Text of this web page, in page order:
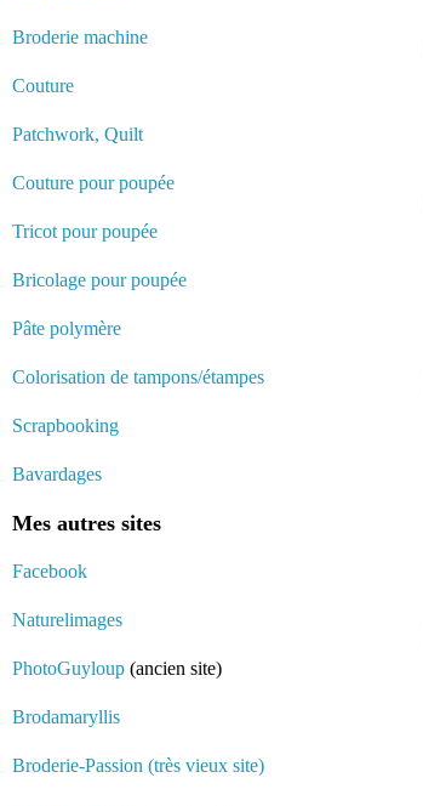
Broderie machine
Couture
Patchwork, Quilt
Couture pour poupée
Tricot pour poupée
Bricolage pour poupée
Pâte polymère
Colorisation de tampons/étampes
Scrapbooking
Bavardages
Mes autres sites
Facebook
Naturelimages
PhotoGuyloup (ancien site)
Brodamaryllis
Broderie-Passion (très vieux site)